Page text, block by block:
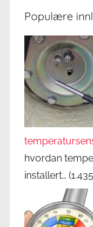
Populære
hvordan
installert…